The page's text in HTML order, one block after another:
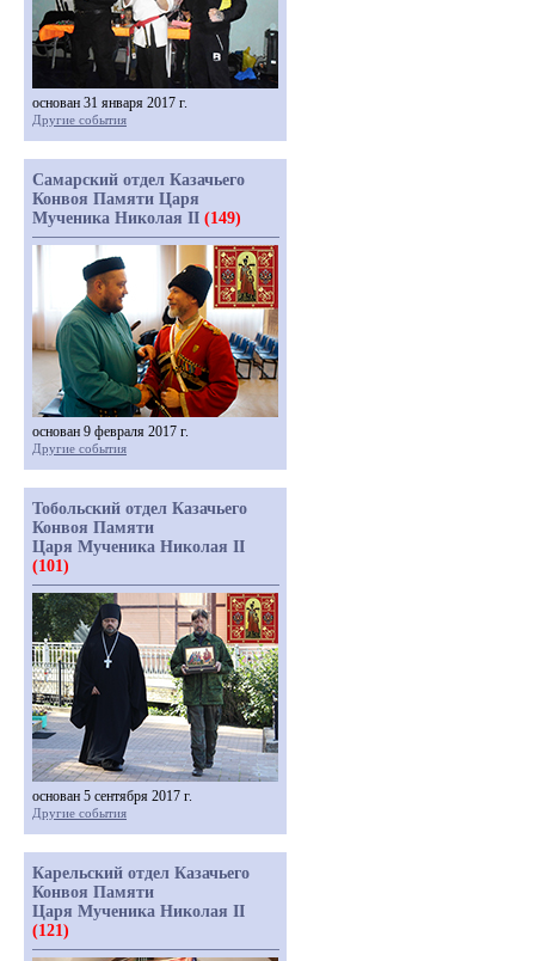
основан 31 января 2017 г.
Другие события
Самарский отдел Казачьего
Конвоя Памяти Царя
Мученика Николая II (149)
основан 9 февраля 2017 г.
Другие события
Тобольский отдел Казачьего
Конвоя Памяти
Царя Мученика Николая II
(101)
основан 5 сентября 2017 г.
Другие события
Карельский отдел Казачьего
Конвоя Памяти
Царя Мученика Николая II
(121)